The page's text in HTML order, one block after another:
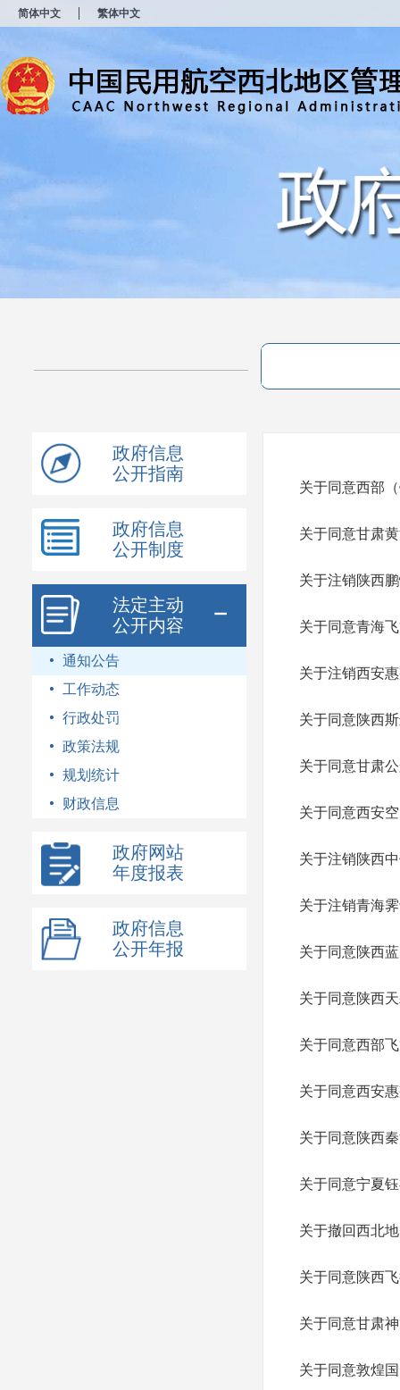
简体中文 繁体中文
政府信息
公开指南
政府信息
公开制度
法定主动
公开内容
通知公告
工作动态
行政处罚
政策法规
规划统计
财政信息
政府网站
年度报表
政府信息
公开年报
关于同意西部
关于同意甘肃
关于注销陕西
关于同意青海
关于注销西安
关于同意陕西
关于同意甘肃
关于同意西安
关于注销陕西
关于注销青海
关于同意陕西
关于同意陕西
关于同意西部
关于同意西安
关于同意陕西
关于同意宁夏
关于撤回西北
关于同意陕西
关于同意甘肃
关于同意敦煌
窗
打
开
无
障